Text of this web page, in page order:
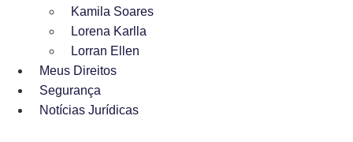
Kamila Soares
Lorena Karlla
Lorran Ellen
Meus Direitos
Segurança
Notícias Jurídicas